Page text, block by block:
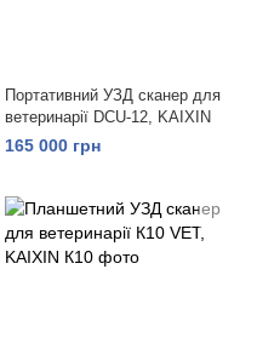
Портативний УЗД сканер для
ветеринарії DCU-12, KAIXIN
165 000 грн